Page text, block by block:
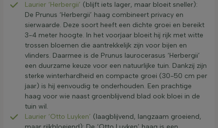
Laurier ‘Herbergii’ (blijft iets lager, maar bloeit sneller):
De Prunus ‘Herbergii’ haag combineert privacy en
sierwaarde. Deze soort heeft een dichte groei en bereikt
3-4 meter hoogte. In het voorjaar bloeit hij rijk met witte
trossen bloemen die aantrekkelijk zijn voor bijen en
vlinders. Daarmee is de Prunus laurocerasus ‘Herbergii’
een duurzame keuze voor een natuurlijke tuin. Dankzij zijn
sterke winterhardheid en compacte groei (30-50 cm per
jaar) is hij eenvoudig te onderhouden. Een prachtige
haag voor wie naast groenblijvend blad ook bloei in de
tuin wil.
Laurier ‘Otto Luyken’ (laagblijvend, langzaam groeiend,